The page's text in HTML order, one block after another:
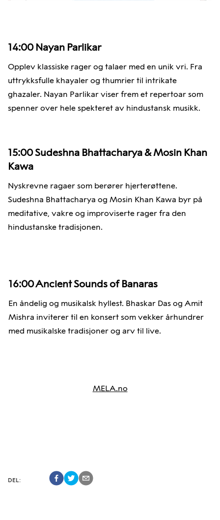
14:00Nayan Parlikar
Opplev klassiske rager og talaer med en unik vri. Fra
uttrykksfulle khayaler og thumrier til intrikate
ghazaler. Nayan Parlikar viser frem et repertoar som
spenner over hele spekteret av hindustansk musikk.
15:00Sudeshna Bhattacharya & Mosin Khan
Kawa
Nyskrevne ragaer som berører hjerterøttene.
Sudeshna Bhattacharya og Mosin Khan Kawa byr på
meditative, vakre og improviserte rager fra den
hindustanske tradisjonen.
16:00Ancient Sounds of Banaras
En åndelig og musikalsk hyllest. Bhaskar Das og Amit
Mishra inviterer til en konsert som vekker århundrer
med musikalske tradisjoner og arv til live.
MELA.no
DEL: